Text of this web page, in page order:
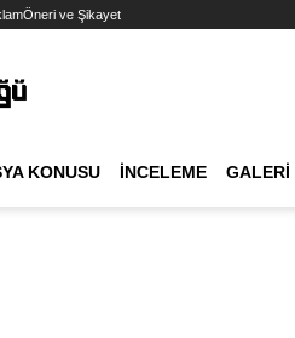
Öneri ve Şikayet
KONUSU İNCELEME GALERI